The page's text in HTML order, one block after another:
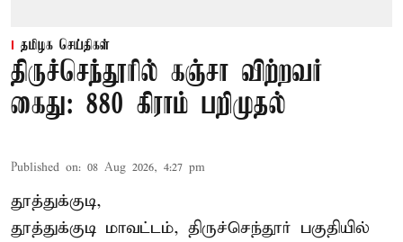
தமிழக செய்திகள்
திருச்செந்தூரில் கஞ்சா விற்றவர்
கைது: 880 கிராம் பறிமுதல்
Published on: 08 Aug 2026, 4:27 pm
தூத்துக்குடி,
தூத்துக்குடி மாவட்டம், திருச்செந்தூர் பகுதியில்